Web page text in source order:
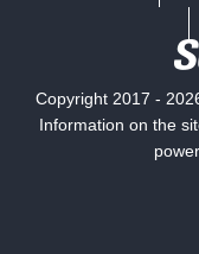
ミステリー
Copyright 2017 -
Information on the